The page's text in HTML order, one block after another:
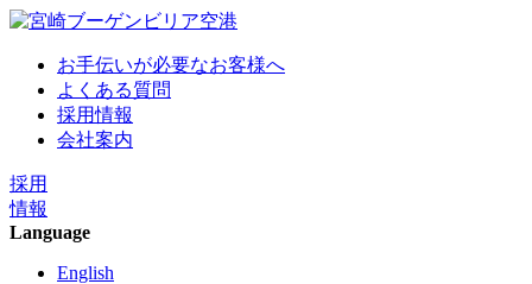
お手伝いが必要なお客様へ
よくある質問
採用情報
会社案内
採用
情報
Language
English